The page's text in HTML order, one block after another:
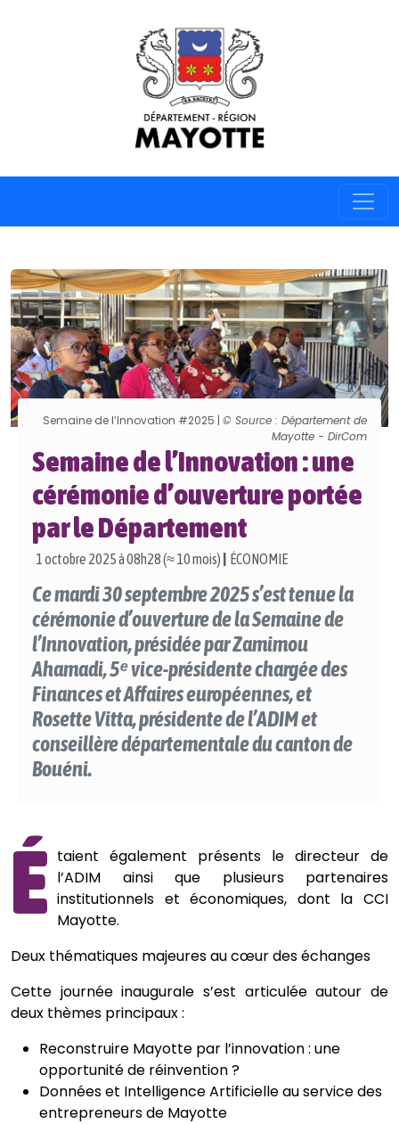
Semaine de l’Innovation #2025 | © Source : Département de
Mayotte - DirCom
Semaine de l’Innovation : une
cérémonie d’ouverture portée
par le Département
1 octobre 2025 à 08h28 (≈ 10 mois) ÉCONOMIE
Ce mardi 30 septembre 2025 s’est tenue la
cérémonie d’ouverture de la Semaine de
l’Innovation, présidée par Zamimou
Ahamadi, 5ᵉ vice-présidente chargée des
Finances et Affaires européennes, et
Rosette Vitta, présidente de l’ADIM et
conseillère départementale du canton de
Bouéni.
É taient également présents le directeur de
l’ADIM ainsi que plusieurs partenaires
institutionnels et économiques, dont la CCI
Mayotte.
Deux thématiques majeures au cœur des échanges
Cette journée inaugurale s’est articulée autour de
deux thèmes principaux :
Reconstruire Mayotte par l’innovation : une
opportunité de réinvention ?
Données et Intelligence Artificielle au service des
entrepreneurs de Mayotte